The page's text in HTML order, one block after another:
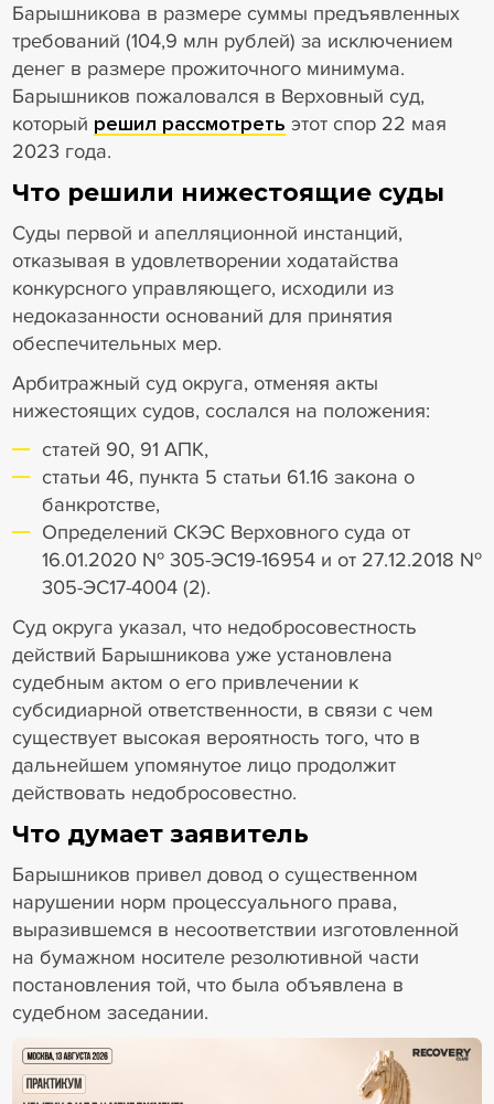
Барышникова в размере суммы предъявленных
требований (104,9 млн рублей) за исключением
денег в размере прожиточного минимума.
Барышников пожаловался в Верховный суд,
который решил рассмотреть этот спор 22 мая
2023 года.
Что решили нижестоящие суды
Суды первой и апелляционной инстанций,
отказывая в удовлетворении ходатайства
конкурсного управляющего, исходили из
недоказанности оснований для принятия
обеспечительных мер.
Арбитражный суд округа, отменяя акты
нижестоящих судов, сослался на положения:
статей 90, 91 АПК,
статьи 46, пункта 5 статьи 61.16 закона о
банкротстве,
Определений СКЭС Верховного суда от
16.01.2020 № 305-ЭС19-16954 и от 27.12.2018 №
305-ЭС17-4004 (2).
Суд округа указал, что недобросовестность
действий Барышникова уже установлена
судебным актом о его привлечении к
субсидиарной ответственности, в связи с чем
существует высокая вероятность того, что в
дальнейшем упомянутое лицо продолжит
действовать недобросовестно.
Что думает заявитель
Барышников привел довод о существенном
нарушении норм процессуального права,
выразившемся в несоответствии изготовленной
на бумажном носителе резолютивной части
постановления той, что была объявлена в
судебном заседании.